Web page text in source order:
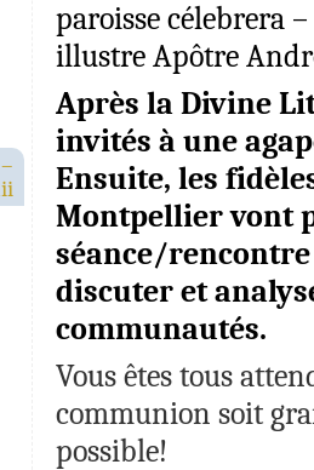
paroisse célebrera
illustre Apôtre
Après la Divine
invités à une
Ensuite, les
Montpellier vont
séance/
discuter et
communautés.
Vous êtes tous
communion soit
possible!